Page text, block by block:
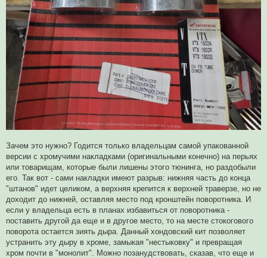
Зачем это нужно? Годится только владельцам самой упакованной
версии с хромучими накладками (оригинальными конечно) на перьях
или товарищам, которые были лишены этого тюнинга, но раздобыли
его. Так вот - сами накладки имеют разрыв: нижняя часть до конца
"штанов" идет целиком, а верхняя крепится к верхней траверзе, но не
доходит до нижней, оставляя место под кронштейн поворотника. И
если у владельца есть в планах избавиться от поворотника -
поставить другой да еще и в другое место, то на месте стокогового
поворота остается зиять дыра. Данный хондовский кит позволяет
устранить эту дыру в хроме, замыкая "нестыковку" и превращая
хром почти в "монолит". Можно позанудствовать, сказав, что еще и